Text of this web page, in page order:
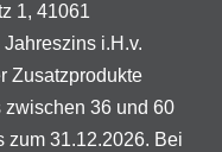
1, 41061
i.H.v.
Zusatzprodukte
zwischen 36 und 60
zum 31.12.2026. Bei